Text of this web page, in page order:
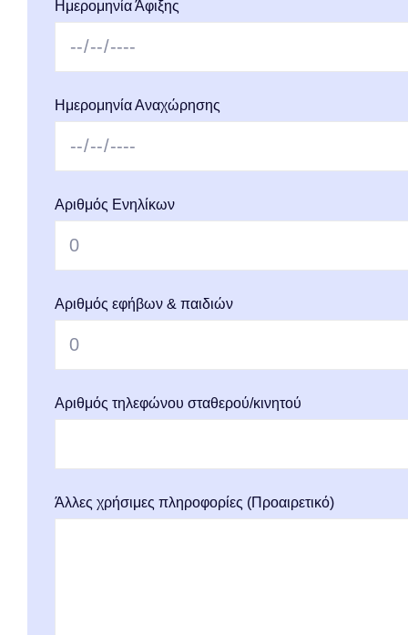
Ημερομηνία Άφιξης
Ημερομηνία Αναχώρησης
Αριθμός Ενηλίκων
Αριθμός εφήβων & παιδιών
Αριθμός τηλεφώνου σταθερού/κινητού
Άλλες χρήσιμες πληροφορίες (Προαιρετικό)